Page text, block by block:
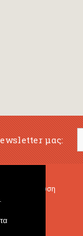
μας:
Εκπαίδευση
Blog